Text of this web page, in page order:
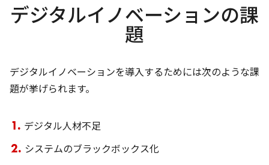
デジタルイノベーションの課
題
デジタルイノベーションを導入するためには次のような課
題が挙げられます。
デジタル人材不足
システムのブラックボックス化